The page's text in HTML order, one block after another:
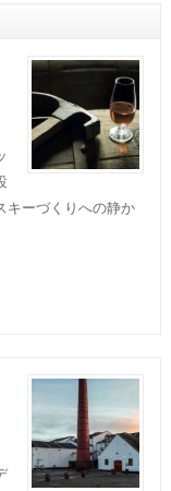
キーづくりへの静か